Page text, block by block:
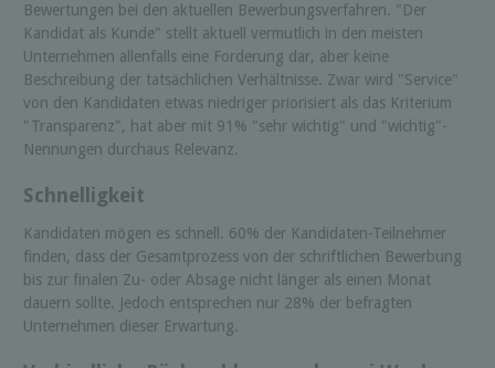
Bewertungen bei den aktuellen Bewerbungsverfahren. "Der
Kandidat als Kunde" stellt aktuell vermutlich in den meisten
Unternehmen allenfalls eine Forderung dar, aber keine
Beschreibung der tatsächlichen Verhältnisse. Zwar wird "Service"
von den Kandidaten etwas niedriger priorisiert als das Kriterium
"Transparenz", hat aber mit 91% "sehr wichtig" und "wichtig"-
Nennungen durchaus Relevanz.
Schnelligkeit
Kandidaten mögen es schnell. 60% der Kandidaten-Teilnehmer
finden, dass der Gesamtprozess von der schriftlichen Bewerbung
bis zur finalen Zu- oder Absage nicht länger als einen Monat
dauern sollte. Jedoch entsprechen nur 28% der befragten
Unternehmen dieser Erwartung.